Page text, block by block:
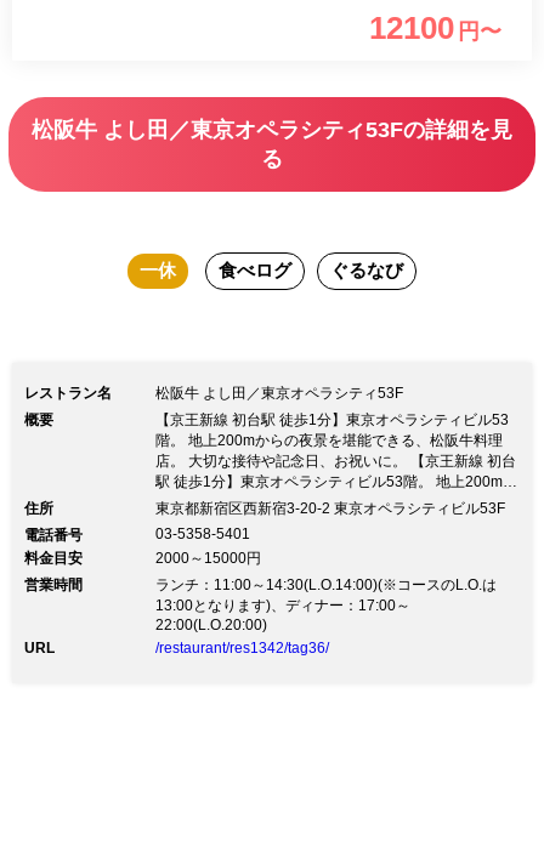
京の街並みをご堪能頂けます。こちら人
12100 円〜
松阪牛 よし田／東京オペラシティ53Fの詳細を見
る
一休 食べログ ぐるなび
レストラン名
松阪牛 よし田／東京オペラシティ53F
概要
【京王新線 初台駅 徒歩1分】東京オペラシティビル53
階。 地上200mからの夜景を堪能できる、松阪牛料理
店。 大切な接待や記念日、お祝いに。 【京王新線 初台
駅 徒歩1分】東京オペラシティビル53階。 地上200mか
らの夜景を堪能できる、松阪牛料理店。 大切な接待や
たこだわり――― 世界最高峰の時計・ジュエリーを扱
うYOSHIDAは、これまで国内外問わず多くのお客様に
愛されてきました。 最高峰の時計を扱うことで培った
経験を、最高峰の「食」のご提供に生かし、お客様のお
もてなしを追及いたします。 口の中でとろける、松阪
牛の最高の美味しさを味わっていただくために 鉄板焼
住所
東京都新宿区西新宿3-20-2 東京オペラシティビル53F
電話番号
03-5358-5401
料金目安
2000～15000円
営業時間
ランチ：11:00～14:30(L.O.14:00)(※コースのL.O.は
13:00となります)、ディナー：17:00～
22:00(L.O.20:00)
URL
/restaurant/res1342/tag36/